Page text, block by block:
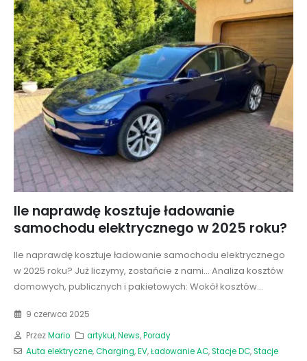
Ile naprawdę kosztuje ładowanie
samochodu elektrycznego w 2025 roku?
Ile naprawdę kosztuje ładowanie samochodu elektrycznego
w 2025 roku? Już liczymy, zostańcie z nami... Analiza kosztów
domowych, publicznych i pakietowych: Wokół kosztów...
9 czerwca 2025
PrzezMario artykuł,News,Porady
Auta elektryczne,Charging,EV,Ładowanie AC,Stacje DC,Stacje